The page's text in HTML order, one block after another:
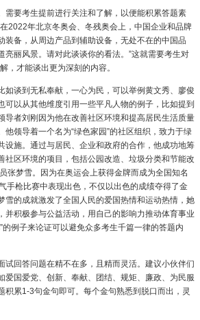
要考生提前进行关注和了解，以便能积累答题素
2022年北京冬奥会、冬残奥会上，中国企业和品牌
装备，从周边产品到辅助设备，无处不在的中国品
亮丽风景。请对此谈谈你的看法。”这就需要考生对
，才能谈出更为深刻的内容。
谈到无私奉献，一心为民，可以举例黄文秀、廖俊
可以从其他维度引用一些平凡人物的例子，比如提到
导者刘刚因为他在改善社区环境和提高居民生活质量
他领导着一个名为“绿色家园”的社区组织，致力于绿
设施。通过与居民、企业和政府的合作，他成功地筹
社区环境的项目，包括公园改造、垃圾分类和节能改
张梦雪。因为在奥运会上获得金牌而成为全国知名
手枪比赛中表现出色，不仅以出色的成绩夺得了金
雪的成就激发了全国人民的爱国热情和运动热情，她
并积极参与公益活动，用自己的影响力推动体育事业
的例子来论证可以避免众多考生千篇一律的答题内
回答问题在精不在多，且精而灵活。建议小伙伴们
爱国爱党、创新、奉献、团结、规矩、廉政、为民服
积累1-3句金句即可。每个金句熟悉到脱口而出，灵